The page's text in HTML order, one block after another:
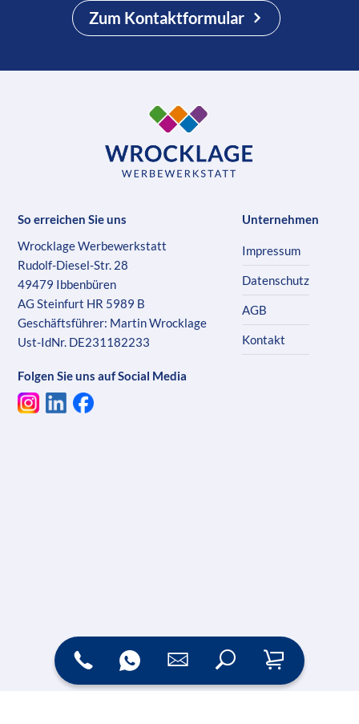
Zum Kontaktformular
So erreichen Sie uns
Wrocklage Werbewerkstatt
Rudolf-Diesel-Str. 28
49479 Ibbenbüren
AG Steinfurt HR 5989 B
Geschäftsführer: Martin Wrocklage
Ust-IdNr. DE231182233
Folgen Sie uns auf Social Media
Unternehmen
Impressum
Datenschutz
AGB
Kontakt